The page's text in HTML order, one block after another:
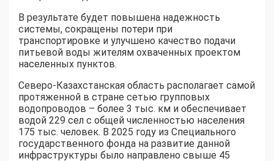
В результате будет повышена надежность
системы, сокращены потери при
транспортировке и улучшено качество подачи
питьевой воды жителям охваченных проектом
населенных пунктов.
Северо-Казахстанская область располагает самой
протяженной в стране сетью групповых
водопроводов – более 3 тыс. км и обеспечивает
водой 229 сел с общей численностью населения
175 тыс. человек. В 2025 году из Специального
государственного фонда на развитие данной
инфраструктуры было направлено свыше 45